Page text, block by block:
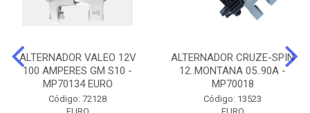
ALTERNADOR VALEO 12V
100 AMPERES GM S10 -
MP70134 EURO
Código: 72128
ALTERNADOR CRUZE-SPIN
12..MONTANA 05..90A -
MP70018
Código: 13523